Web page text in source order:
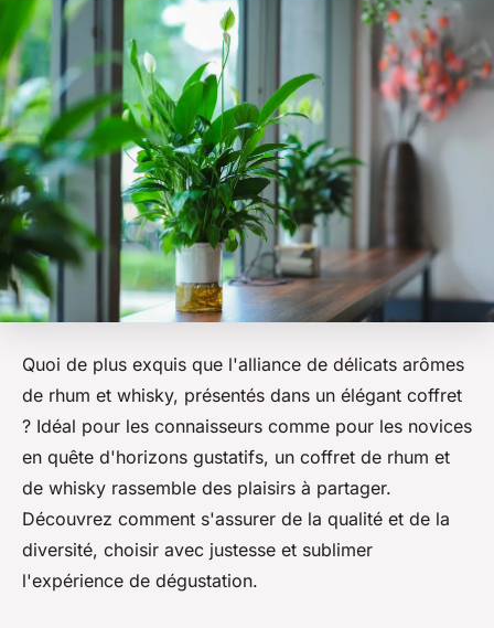
Quoi de plus exquis que l'alliance de délicats arômes
de rhum et whisky, présentés dans un élégant coffret
? Idéal pour les connaisseurs comme pour les novices
en quête d'horizons gustatifs, un coffret de rhum et
de whisky rassemble des plaisirs à partager.
Découvrez comment s'assurer de la qualité et de la
diversité, choisir avec justesse et sublimer
l'expérience de dégustation.